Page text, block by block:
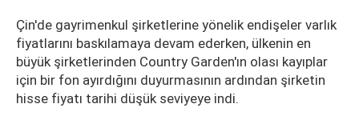
Çin'de gayrimenkul şirketlerine yönelik endişeler varlık
fiyatlarını baskılamaya devam ederken, ülkenin en
büyük şirketlerinden Country Garden'ın olası kayıplar
için bir fon ayırdığını duyurmasının ardından şirketin
hisse fiyatı tarihi düşük seviyeye indi.